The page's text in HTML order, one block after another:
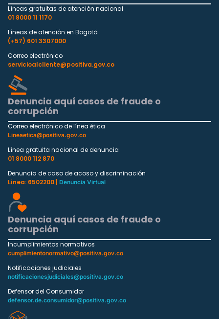
Líneas gratuitas de atención nacional
01 8000 11 1170
Líneas de atención en Bogotá
(+57) 601 3307000
Correo electrónico
servicioalcliente@positiva.gov.co
Denuncia aquí casos de fraude o
corrupción
Correo electrónico de línea ética
Lineaetica@positiva.gov.co
Línea gratuita nacional de denuncia
01 8000 112 870
Denuncia de caso de acoso y discriminación
Línea: 6502200 |
Denuncia Virtual
Denuncia aquí casos de fraude o
corrupción
Incumplimientos normativos
cumplimientonormativo@positiva.gov.co
Notificaciones judiciales
notificacionesjudiciales@positiva.gov.co
Defensor del Consumidor
defensor.de.consumidor@positiva.gov.co